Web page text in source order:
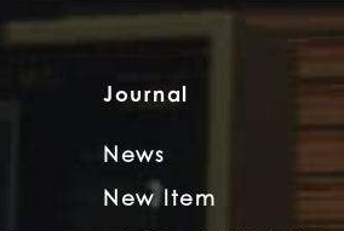
Journal
News
New Item